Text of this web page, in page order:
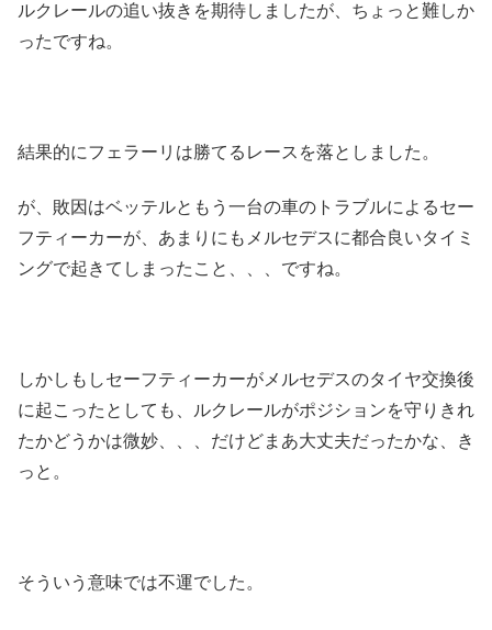
ルクレールの追い抜きを期待しましたが、ちょっと難しか
ったですね。
結果的にフェラーリは勝てるレースを落としました。
が、敗因はベッテルともう一台の車のトラブルによるセー
フティーカーが、あまりにもメルセデスに都合良いタイミ
ングで起きてしまったこと、、、ですね。
しかしもしセーフティーカーがメルセデスのタイヤ交換後
に起こったとしても、ルクレールがポジションを守りきれ
たかどうかは微妙、、、だけどまあ大丈夫だったかな、き
っと。
そういう意味では不運でした。